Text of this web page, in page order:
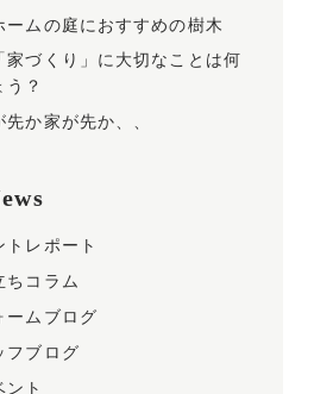
ームの庭におすすめの樹木
家づくり」に大切なことは何
う？
先か家が先か、、
トレポート
ちコラム
ームブログ
フブログ
ント